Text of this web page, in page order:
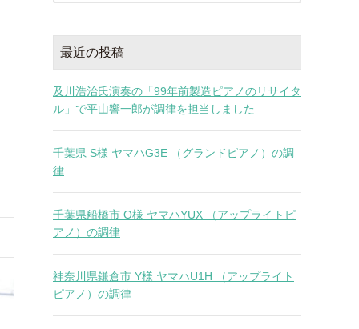
最近の投稿
及川浩治氏演奏の「99年前製造ピアノのリサイタ
ル」で平山響一郎が調律を担当しました
千葉県 S様 ヤマハG3E （グランドピアノ）の調
律
千葉県船橋市 O様 ヤマハYUX （アップライトピ
アノ）の調律
神奈川県鎌倉市 Y様 ヤマハU1H （アップライト
ピアノ）の調律